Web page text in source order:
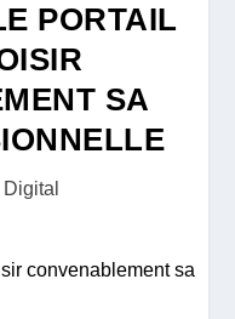
PORTAIL
SA
Digital